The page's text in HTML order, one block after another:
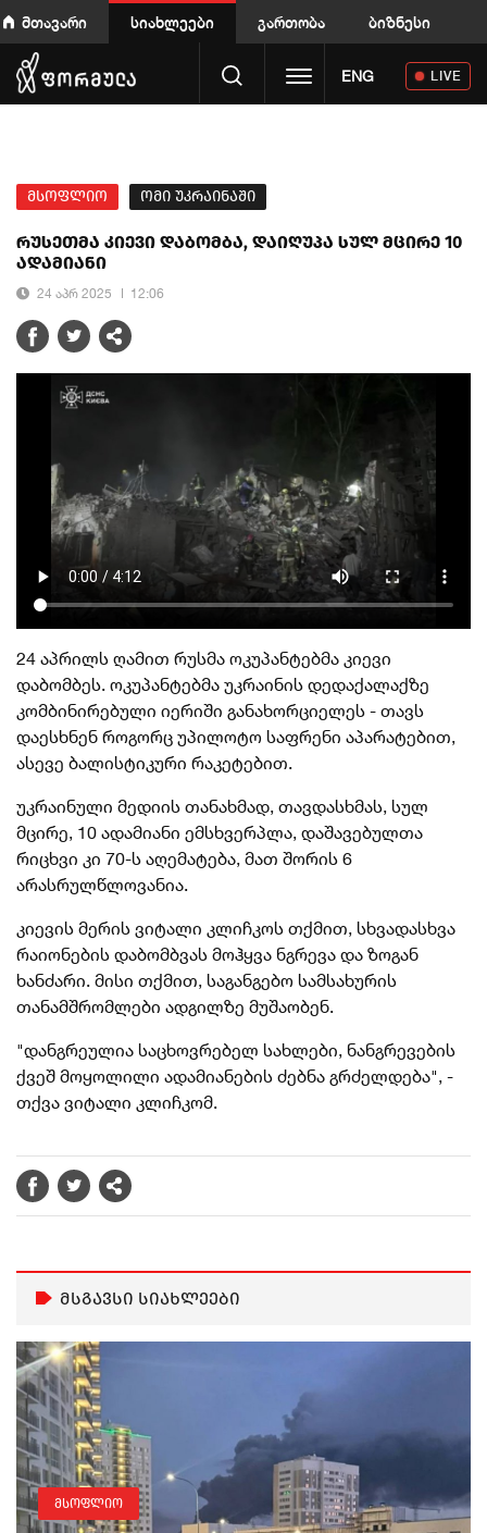
მთავარი სიახლეები გართობა ბიზნესი
Toggle navigation
ENG LIVE
მსოფლიო ომი უკრაინაში
რუსეთმა კიევი დაბომბა, დაიღუპა სულ მცირე 10
ადამიანი
24 აპრ 2025 12:06
24 აპრილს ღამით რუსმა ოკუპანტებმა კიევი
დაბომბეს. ოკუპანტებმა უკრაინის დედაქალაქზე
კომბინირებული იერიში განახორციელეს - თავს
დაესხნენ როგორც უპილოტო საფრენი აპარატებით,
ასევე ბალისტიკური რაკეტებით.
უკრაინული მედიის თანახმად, თავდასხმას, სულ
მცირე, 10 ადამიანი ემსხვერპლა, დაშავებულთა
რიცხვი კი 70-ს აღემატება, მათ შორის 6
არასრულწლოვანია.
კიევის მერის ვიტალი კლიჩკოს თქმით, სხვადასხვა
რაიონების დაბომბვას მოჰყვა ნგრევა და ზოგან
ხანძარი. მისი თქმით, საგანგებო სამსახურის
თანამშრომლები ადგილზე მუშაობენ.
"დანგრეულია საცხოვრებელ სახლები, ნანგრევების
ქვეშ მოყოლილი ადამიანების ძებნა გრძელდება", -
თქვა ვიტალი კლიჩკომ.
მსგავსი სიახლეები
მსოფლიო